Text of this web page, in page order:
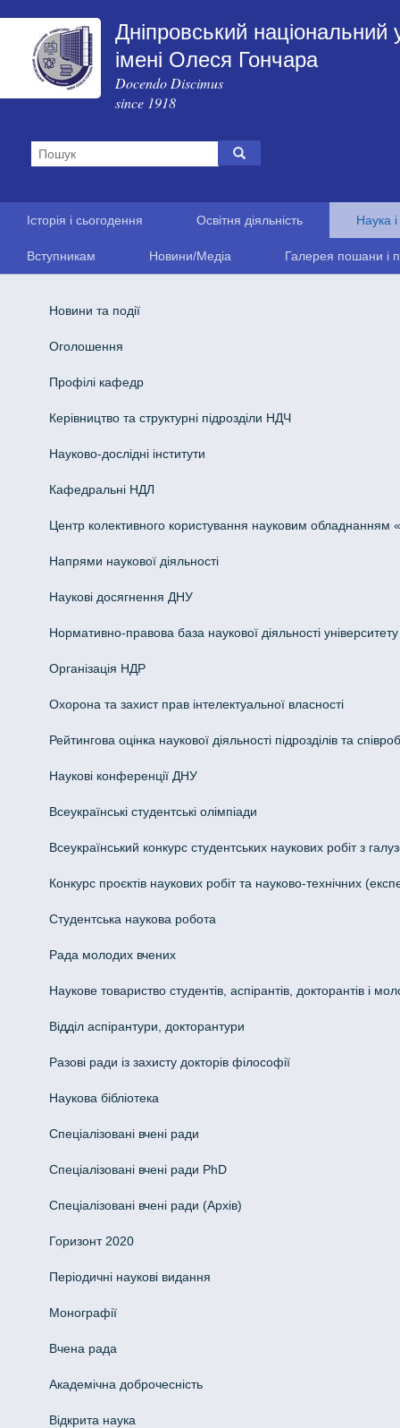
Дніпровський національний
імені Олеся Гончара
Docendo Discimus
since 1918
Історія і сьогодення Освітня діяльність Наука
Вступникам Новини/Медіа Галерея пошани і
Новини та події
Оголошення
Профілі кафедр
Керівництво та структурні підрозділи НДЧ
Науково-дослідні інститути
Кафедральні НДЛ
Центр колективного користування науковим обладнанням
Напрями наукової діяльності
Наукові досягнення ДНУ
Нормативно-правова база наукової діяльності університету
Організація НДР
Охорона та захист прав інтелектуальної власності
Рейтингова оцінка наукової діяльності підрозділів та
Наукові конференції ДНУ
Всеукраїнські студентські олімпіади
Всеукраїнський конкурс студентських наукових робіт з
Конкурс проєктів наукових робіт та науково-технічних
Студентська наукова робота
Рада молодих вчених
Наукове товариство студентів, аспірантів, докторантів і
Відділ аспірантури, докторантури
Разові ради із захисту докторів філософії
Наукова бібліотека
Спеціалізовані вчені ради
Спеціалізовані вчені ради PhD
Спеціалізовані вчені ради (Архів)
Горизонт 2020
Періодичні наукові видання
Монографії
Вчена рада
Академічна доброчесність
Відкрита наука